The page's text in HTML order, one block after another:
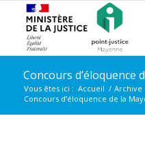
Concours d’éloquence
Vous êtes ici : Accueil / Archive
Concours d’éloquence de la